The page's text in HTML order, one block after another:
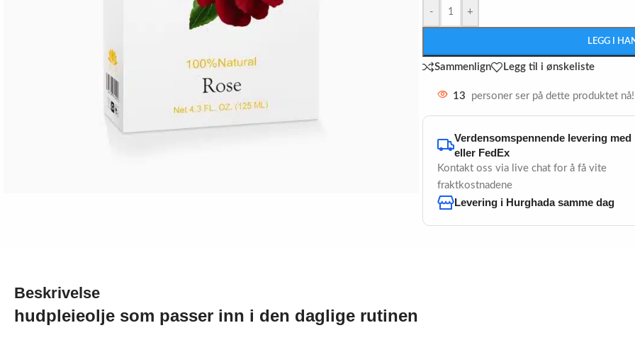
- +
LEGG I
Sammenlign Legg til i ønskeliste
13 personer ser på dette produktet nå!
Verdensomspennende levering med
eller FedEx
Kontakt oss via live chat for å få vite
fraktkostnadene
Levering i Hurghada samme dag
Beskrivelse
hudpleieolje som passer inn i den daglige rutinen